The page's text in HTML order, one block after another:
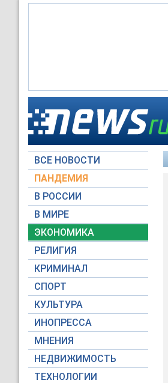
ВСЕ НОВОСТИ
ПАНДЕМИЯ
В РОССИИ
В МИРЕ
ЭКОНОМИКА
РЕЛИГИЯ
КРИМИНАЛ
СПОРТ
КУЛЬТУРА
ИНОПРЕССА
МНЕНИЯ
НЕДВИЖИМОСТЬ
ТЕХНОЛОГИИ